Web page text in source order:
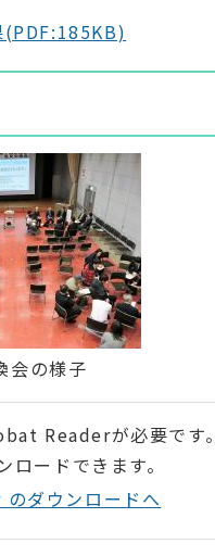
(PDF:185KB)
会の様子
Readerが必要です。
ードできます。
ダウンロードへ